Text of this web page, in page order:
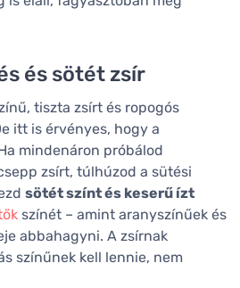
és sötét zsír
tiszta zsírt és ropogós
itt is érvényes, hogy a
mindenáron próbálod
zsírt, túlhúzod a sütési
sötét színt és keserű ízt
színét – amint aranyszínűek és
abbahagyni. A zsírnak
színűnek kell lennie, nem